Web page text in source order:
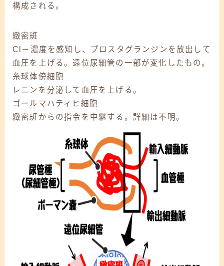
構成される。
緻密斑
Cl－濃度を感知し、プロスタグランジンを放出して
血圧を上げる。遠位尿細管の一部が変化したもの。
糸球体傍細胞
レニンを分泌して血圧を上げる。
ゴールマハティヒ細胞
緻密斑からの指令を中継する。詳細は不明。